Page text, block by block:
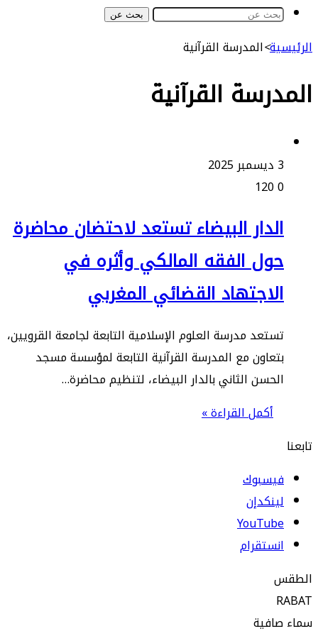
>المدرسة القرآنية
القرآنية
البيضاء تستعد لاحتضان محاضرة
الفقه المالكي وأثره في
القضائي المغربي
مدرسة العلوم الإسلامية التابعة لجامعة القرويين،
مع المدرسة القرآنية التابعة لمؤسسة مسجد
الثاني بالدار البيضاء، لتنظيم محاضرة…
أكمل القراءة »